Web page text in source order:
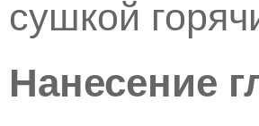
сушкой
Нанесение